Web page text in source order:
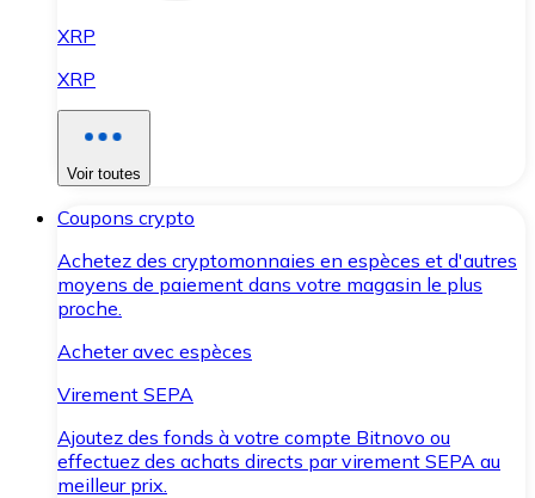
XRP
XRP
Voir toutes
Coupons crypto
Achetez des cryptomonnaies en espèces et d'autres
moyens de paiement dans votre magasin le plus
proche.
Acheter avec espèces
Virement SEPA
Ajoutez des fonds à votre compte Bitnovo ou
effectuez des achats directs par virement SEPA au
meilleur prix.